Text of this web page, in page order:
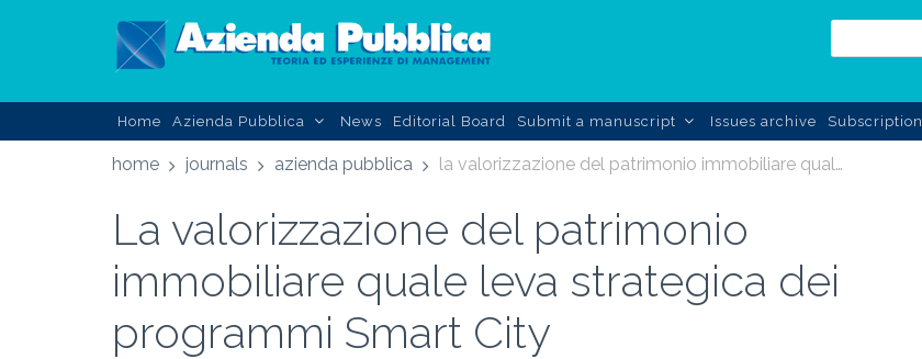
Home Azienda Pubblica News Editorial Board Submit a manuscript Issues archive Subscription
home journals azienda pubblica la valorizzazione del patrimonio immobiliare quale leva strategica dei programmi smart city
La valorizzazione del patrimonio
immobiliare quale leva strategica dei
programmi Smart City